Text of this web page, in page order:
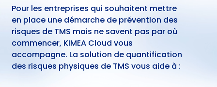
Pour les entreprises qui souhaitent mettre
en place une démarche de prévention des
risques de TMS mais ne savent pas par où
commencer, KIMEA Cloud vous
accompagne. La solution de quantification
des risques physiques de TMS vous aide à :